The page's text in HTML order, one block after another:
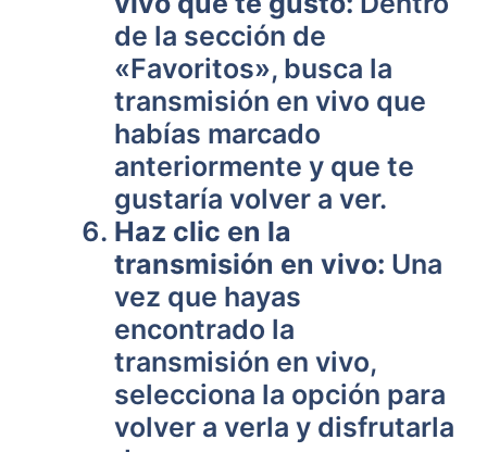
de la sección de
«Favoritos», busca la
transmisión en vivo que
habías marcado
anteriormente y que te
gustaría volver a ver.
Haz clic en la
transmisión en vivo: Una
vez que hayas
encontrado la
transmisión en vivo,
selecciona la opción para
volver a verla y disfrutarla